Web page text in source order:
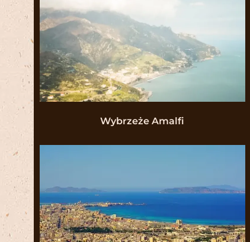
Wybrzeże Amalfi